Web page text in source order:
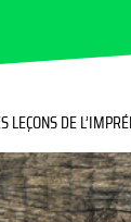
LEÇONS DE